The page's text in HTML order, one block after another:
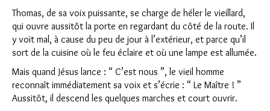
Thomas, de sa voix puissante, se charge de héler le vieillard,
qui ouvre aussitôt la porte en regardant du côté de la route. Il
y voit mal, à cause du peu de jour à l’extérieur, et parce qu’il
sort de la cuisine où le feu éclaire et où une lampe est allumée.
Mais quand Jésus lance : “ C’est nous ”, le vieil homme
reconnaît immédiatement sa voix et s’écrie : “ Le Maître ! ”
Aussitôt, il descend les quelques marches et court ouvrir.